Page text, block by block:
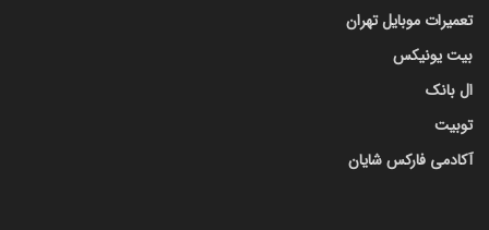
تعمیرات موبایل تهران
بیت یونیکس
ال بانک
توبیت
آکادمی فارکس شایان